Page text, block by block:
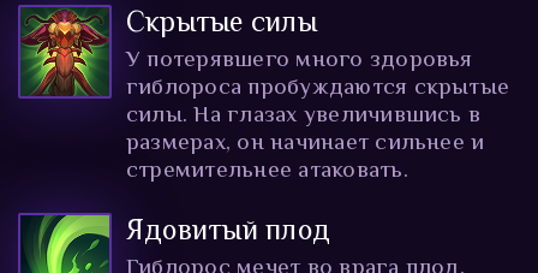
Скрытые силы
У потерявшего много здоровья
гиблороса пробуждаются скрытые
силы. На глазах увеличившись в
размерах, он начинает сильнее и
стремительнее атаковать.
Ядовитый плод
Гиблорос мечет во врага плод,